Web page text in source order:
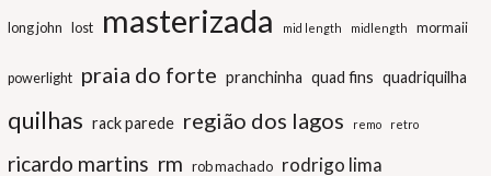
long john lost masterizada mid length midlength mormaii
powerlight praia do forte pranchinha quad fins quadriquilha
quilhas rack parede região dos lagos remo retro
ricardo martins rm rob machado rodrigo lima